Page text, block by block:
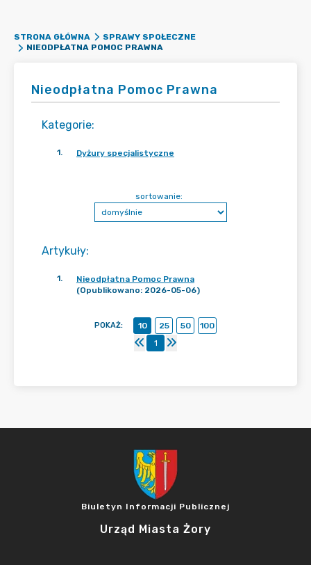
STRONA GŁÓWNA
SPRAWY SPOŁECZNE
NIEODPŁATNA POMOC PRAWNA
Nieodpłatna Pomoc Prawna
Kategorie:
1. Dyżury specjalistyczne
Artykuły:
sortowanie:
1.
Nieodpłatna Pomoc Prawna
(Opublikowano: 2026-05-06)
POKAŻ: 10 25 50
100
1
Biuletyn Informacji Publicznej
Urząd Miasta Żory